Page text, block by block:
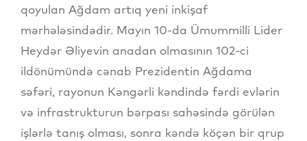
qoyulan Ağdam artıq yeni inkişaf
mərhələsindədir. Mayın 10-da Ümummilli Lider
Heydər Əliyevin anadan olmasının 102-ci
ildönümündə cənab Prezidentin Ağdama
səfəri, rayonun Kəngərli kəndində fərdi evlərin
və infrastrukturun bərpası sahəsində görülən
işlərlə tanış olması, sonra kəndə köçən bir qrup